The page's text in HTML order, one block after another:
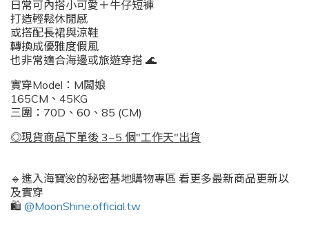
日常可內搭小可愛＋牛仔短褲
打造輕鬆休閒感
或搭配長裙與涼鞋
轉換成優雅度假風
也非常適合海邊或旅遊穿搭 🌊
實穿Model：M闆娘
165CM、45KG
三圍：70D、60、85 (CM)
◎現貨商品下單後 3~5 個"工作天"出貨
🔹進入海寶🌺的秘密基地購物專區 看更多最新商品更新以
及實穿
🛍️ @MoonShine.official.tw